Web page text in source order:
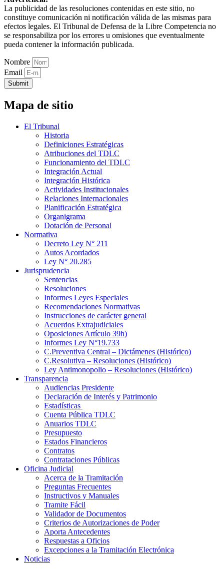
La publicidad de las resoluciones contenidas en este sitio, no
constituye comunicación ni notificación válida de las mismas para
efectos legales. El Tribunal de Defensa de la Libre Competencia no
se responsabiliza por los errores u omisiones que eventualmente
pueda contener la información publicada.
Nombre
Email
Submit
Mapa de sitio
El Tribunal
Historia
Definiciones Estratégicas
Atribuciones del TDLC
Funcionamiento del TDLC
Integración Actual
Integración Histórica
Actividades Institucionales
Relaciones Internacionales
Planificación Estratégica
Organigrama
Dotación de Personal
Normativa
Decreto Ley N° 211
Autos Acordados
Ley N° 20.285
Jurisprudencia
Sentencias
Resoluciones
Informes Leyes Especiales
Recomendaciones Normativas
Instrucciones de carácter general
Acuerdos Extrajudiciales
Oposiciones Artículo 39h)
Informes Ley N°19.733
C.Preventiva Central – Dictámenes (Histórico)
C.Resolutiva – Resoluciones (Histórico)
Ley Antimonopolio – Resoluciones (Histórico)
Transparencia
Audiencias Presidente
Declaración de Interés y Patrimonio
Estadísticas
Cuenta Pública TDLC
Anuarios TDLC
Presupuesto
Estados Financieros
Contratos
Contrataciones Públicas
Oficina Judicial
Acerca de la Tramitación
Preguntas Frecuentes
Instructivos y Manuales
Tramite Fácil
Validador de Documentos
Criterios de Autorizaciones de Poder
Aporta Antecedentes
Respuestas a Oficios
Excepciones a la Tramitación Electrónica
Noticias